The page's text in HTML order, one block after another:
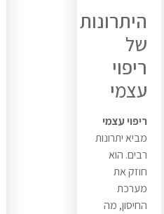
היתרונות
של
ריפוי
עצמי
ריפוי עצמי
מביא יתרונות
רבים. הוא
חוזק את
מערכת
החיסון, מה